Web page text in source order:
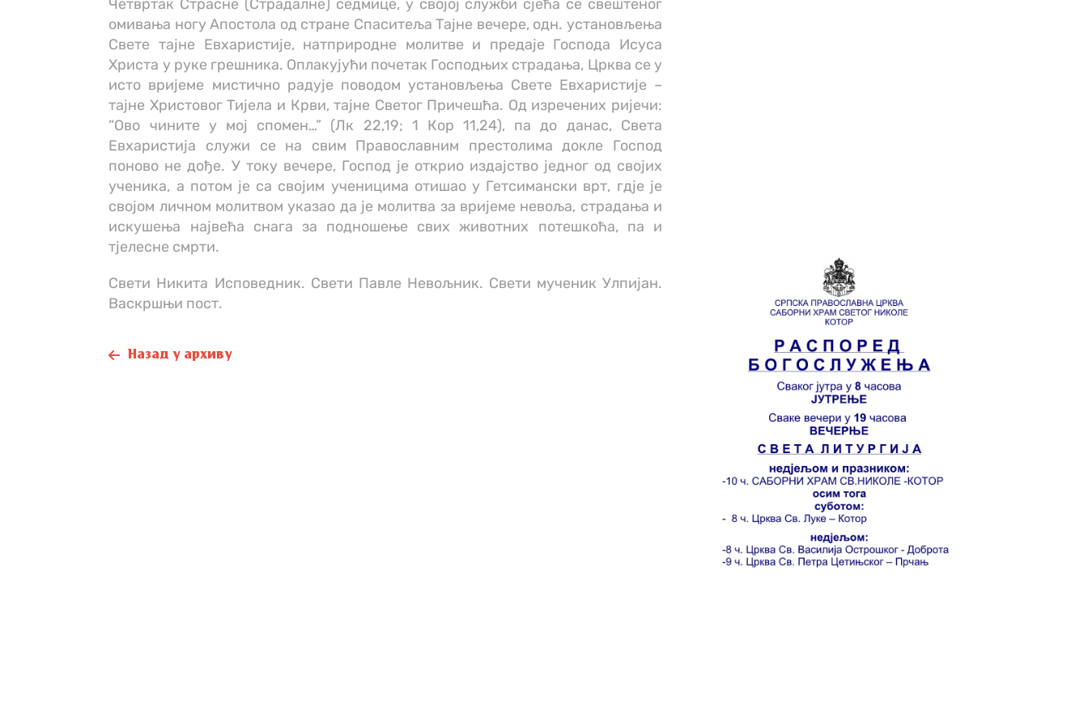
Четвртак Страсне (Страдалне) седмице, у својој служби сјећа се свештеног
омивања ногу Aпостола од стране Спаситеља Тајне вечере, одн. установљења
Свете тајне Евхаристије, натприродне молитве и предаје Господа Исуса
Христа у руке грешника. Оплакујући почетак Господњих страдања, Црква се у
исто вријеме мистично радује поводом установљења Свете Евхаристије –
тајне Христовог Тијела и Крви, тајне Светог Причешћа. Од изречених ријечи:
“Ово чините у мој спомен…” (Лк 22,19; 1 Кор 11,24), па до данас, Света
Евхаристија служи се на свим Православним престолима докле Господ
поново не дође. У току вечере, Господ је открио издајство једног од својих
ученика, а потом је са својим ученицима отишао у Гетсимански врт, гдје је
својом личном молитвом указао да је молитва за вријеме невоља, страдања и
искушења највећа снага за подношење свих животних потешкоћа, па и
тјелесне смрти.
Свети Никита Исповедник. Свети Павле Невољник. Свети мученик Улпијан.
Васкршњи пост.
Назад у архиву